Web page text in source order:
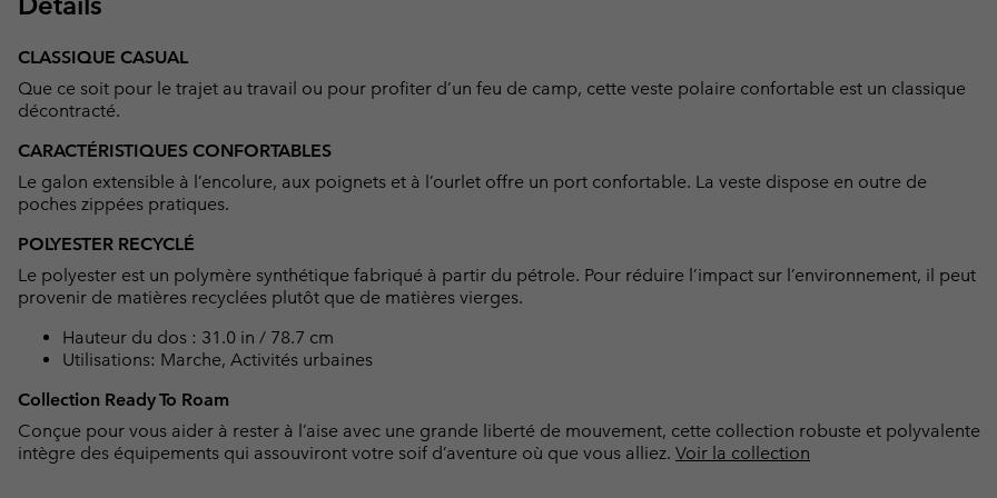
CLASSIQUE CASUAL
Que ce soit pour le trajet au travail ou pour profiter d’un feu de camp, cette veste polaire confortable est un classique
décontracté.
CARACTÉRISTIQUES CONFORTABLES
Le galon extensible à l’encolure, aux poignets et à l’ourlet offre un port confortable. La veste dispose en outre de
poches zippées pratiques.
POLYESTER RECYCLÉ
Le polyester est un polymère synthétique fabriqué à partir du pétrole. Pour réduire l’impact sur l’environnement, il peut
provenir de matières recyclées plutôt que de matières vierges.
Hauteur du dos : 31.0 in / 78.7 cm
Utilisations: Marche, Activités urbaines
Collection Ready To Roam
Conçue pour vous aider à rester à l’aise avec une grande liberté de mouvement, cette collection robuste et polyvalente
intègre des équipements qui assouviront votre soif d’aventure où que vous alliez. Voir la collection